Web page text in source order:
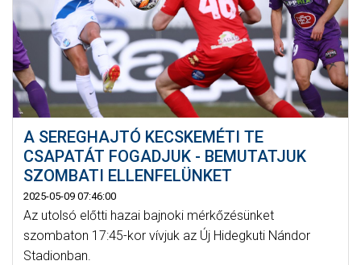
A SEREGHAJTÓ KECSKEMÉTI TE
CSAPATÁT FOGADJUK - BEMUTATJUK
SZOMBATI ELLENFELÜNKET
2025-05-09 07:46:00
Az utolsó előtti hazai bajnoki mérkőzésünket
szombaton 17:45-kor vívjuk az Új Hidegkuti Nándor
Stadionban.